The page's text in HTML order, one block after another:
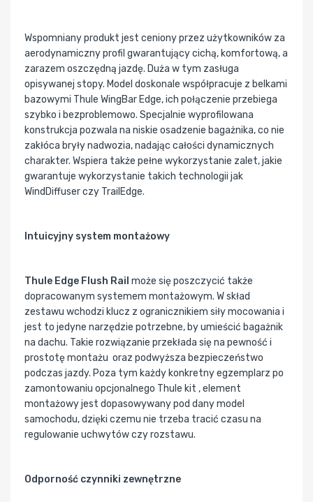
Wspomniany produkt jest ceniony przez użytkowników za
aerodynamiczny profil gwarantujący cichą, komfortową, a
zarazem oszczędną jazdę. Duża w tym zasługa
opisywanej stopy. Model doskonale współpracuje z belkami
bazowymi Thule WingBar Edge, ich połączenie przebiega
szybko i bezproblemowo. Specjalnie wyprofilowana
konstrukcja pozwala na niskie osadzenie bagażnika, co nie
zakłóca bryły nadwozia, nadając całości dynamicznych
charakter. Wspiera także pełne wykorzystanie zalet, jakie
gwarantuje wykorzystanie takich technologii jak
WindDiffuser czy TrailEdge.
Intuicyjny system montażowy
Thule Edge Flush Rail może się poszczycić także
dopracowanym systemem montażowym. W skład
zestawu wchodzi klucz z ogranicznikiem siły mocowania i
jest to jedyne narzędzie potrzebne, by umieścić bagażnik
na dachu. Takie rozwiązanie przekłada się na pewność i
prostotę montażu oraz podwyższa bezpieczeństwo
podczas jazdy. Poza tym każdy konkretny egzemplarz po
zamontowaniu opcjonalnego Thule kit , element
montażowy jest dopasowywany pod dany model
samochodu, dzięki czemu nie trzeba tracić czasu na
regulowanie uchwytów czy rozstawu.
Odporność czynniki zewnętrzne